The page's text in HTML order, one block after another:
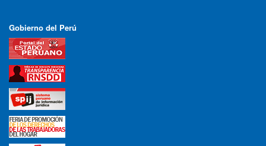
Gobierno del Perú